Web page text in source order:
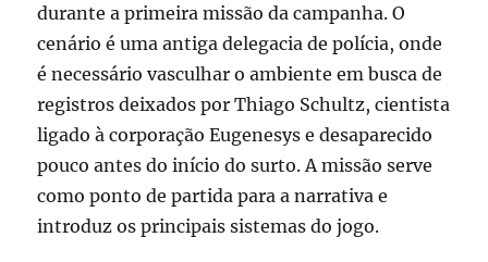
durante a primeira missão da campanha. O
cenário é uma antiga delegacia de polícia, onde
é necessário vasculhar o ambiente em busca de
registros deixados por Thiago Schultz, cientista
ligado à corporação Eugenesys e desaparecido
pouco antes do início do surto. A missão serve
como ponto de partida para a narrativa e
introduz os principais sistemas do jogo.